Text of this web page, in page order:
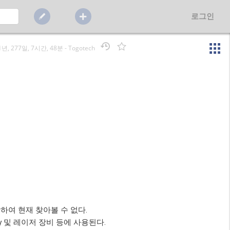
로그인
년, 277일, 7시간, 48분 -Togotech
여 현재 찾아볼 수 없다.
및 레이저 장비 등에 사용된다.